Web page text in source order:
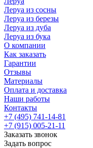
Леруа из сосны
Леруа из березы
Леруа из дуба
Леруа из бука
О компании
Как заказать
Гарантии
Отзывы
Материалы
Оплата и доставка
Наши работы
Контакты
+7 (495) 741-14-81
+7 (915) 005-21-11
Заказать звонок
Задать вопрос